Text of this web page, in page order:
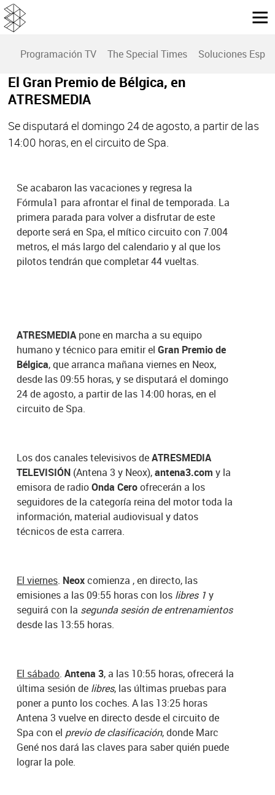
Programación TV The Special Times Soluciones
El Gran Premio de Bélgica, en
ATRESMEDIA
Se disputará el domingo 24 de agosto, a partir de las
14:00 horas, en el circuito de Spa.
Se acabaron las vacaciones y regresa la
Fórmula1 para afrontar el final de temporada. La
primera parada para volver a disfrutar de este
deporte será en Spa, el mítico circuito con 7.004
metros, el más largo del calendario y al que los
pilotos tendrán que completar 44 vueltas.
ATRESMEDIA pone en marcha a su equipo
humano y técnico para emitir elGran Premio de
Bélgica, que arranca mañana viernes en Neox,
desde las 09:55 horas, y se disputará el domingo
24 de agosto, a partir de las 14:00 horas, en el
circuito de Spa.
Los dos canales televisivos deATRESMEDIA
TELEVISIÓN (Antena 3 y Neox),antena3.com y la
emisora de radioOnda Ceroofrecerán a los
seguidores de la categoría reina del motor toda la
información, material audiovisual y datos
técnicos de esta carrera.
El viernes. Neoxcomienza , en directo, las
emisiones a las 09:55 horas con los libres 1 y
seguirá con la segunda sesión de entrenamientos
desde las 13:55 horas.
El sábado.Antena 3, a las 10:55 horas, ofrecerá la
última sesión de libres, las últimas pruebas para
poner a punto los coches. A las 13:25 horas
Antena 3 vuelve en directo desde el circuito de
Spa con el previo de clasificación, donde Marc
Gené nos dará las claves para saber quién puede
lograr la pole.